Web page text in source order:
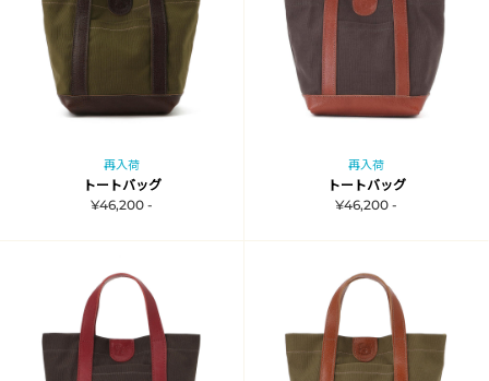
再入荷
トートバッグ
¥46,200 -
再入荷
トートバッグ
¥46,200 -